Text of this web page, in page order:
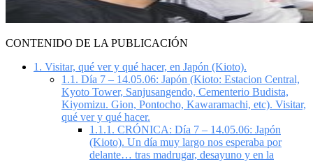
CONTENIDO DE LA PUBLICACIÓN
1. Visitar, qué ver y qué hacer, en Japón (Kioto).
1.1. Día 7 – 14.05.06: Japón (Kioto: Estacion Central,
Kyoto Tower, Sanjusangendo, Cementerio Budista,
Kiyomizu. Gion, Pontocho, Kawaramachi, etc). Visitar,
qué ver y qué hacer.
1.1.1. CRÓNICA: Día 7 – 14.05.06: Japón
(Kioto). Un día muy largo nos esperaba por
delante… tras madrugar, desayuno y en la